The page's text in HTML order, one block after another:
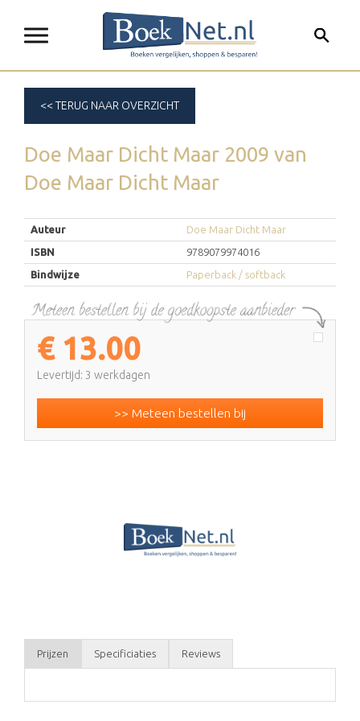
<< TERUG NAAR OVERZICHT
Doe Maar Dicht Maar 2009 van
Doe Maar Dicht Maar
Auteur
Doe Maar Dicht Maar
ISBN
9789079974016
Bindwijze
Paperback / softback
€ 13.00
Levertijd: 3 werkdagen
>> Meteen bestellen bij
Prijzen Specificiaties Reviews